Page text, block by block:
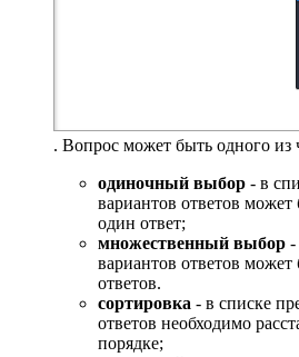
. Вопрос может быть одного из
одиночный выбор - в
вариантов ответов
один ответ;
множественный выбор -
вариантов ответов
ответов.
сортировка - в списке
ответов необходимо
порядке;